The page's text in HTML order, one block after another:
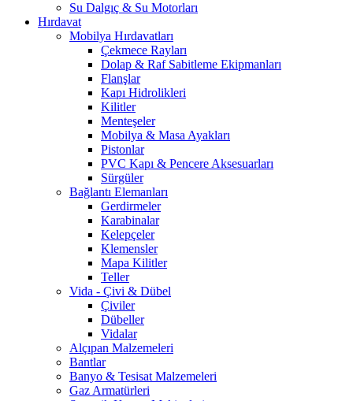
Su Dalgıç & Su Motorları
Hırdavat
Mobilya Hırdavatları
Çekmece Rayları
Dolap & Raf Sabitleme Ekipmanları
Flanşlar
Kapı Hidrolikleri
Kilitler
Menteşeler
Mobilya & Masa Ayakları
Pistonlar
PVC Kapı & Pencere Aksesuarları
Sürgüler
Bağlantı Elemanları
Gerdirmeler
Karabinalar
Kelepçeler
Klemensler
Mapa Kilitler
Teller
Vida - Çivi & Dübel
Çiviler
Dübeller
Vidalar
Alçıpan Malzemeleri
Bantlar
Banyo & Tesisat Malzemeleri
Gaz Armatürleri